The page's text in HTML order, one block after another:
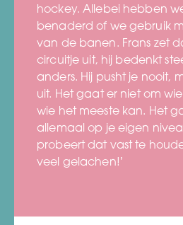
hockey. Allebei hebben
benaderd of we gebruik
van de banen. Frans zet
circuitje uit, hij bedenkt
anders. Hij pusht je nooit,
uit. Het gaat er niet om
wie het meeste kan. Het
allemaal op je eigen
probeert dat vast te
veel gelachen!’